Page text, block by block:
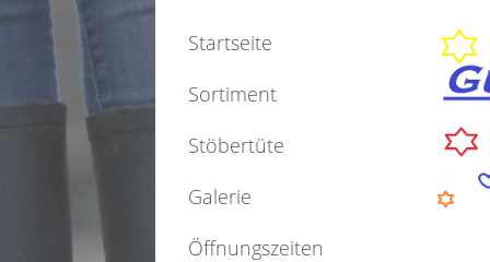
Startseite
Sortiment
Stöbertüte
Galerie
Öffnungszeiten